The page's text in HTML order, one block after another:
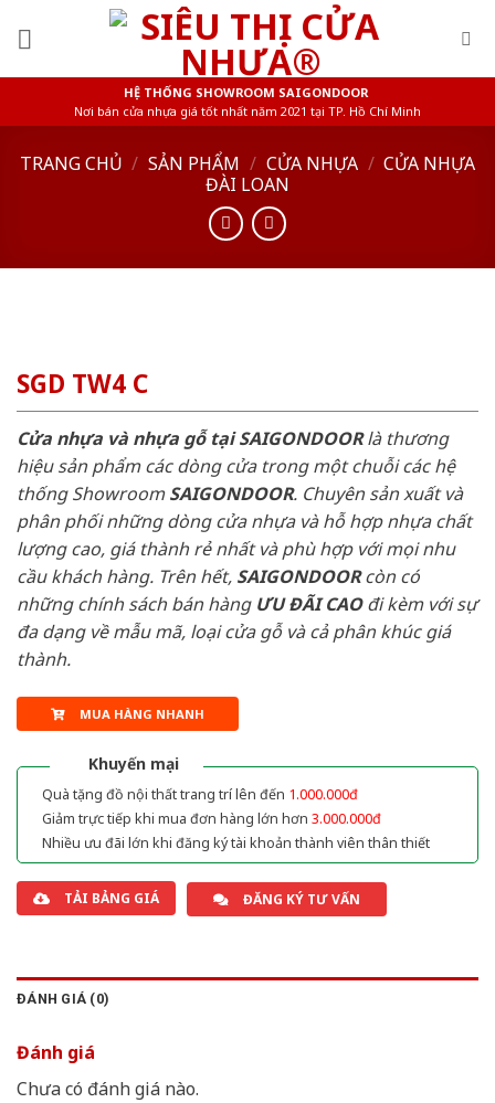
HỆ THỐNG SHOWROOM SAIGONDOOR
Nơi bán cửa nhựa giá tốt nhất năm 2021 tại TP. Hồ Chí Minh
TRANG CHỦ / SẢN PHẨM / CỬA NHỰA / CỬA NHỰA
ĐÀI LOAN
SGD TW4 C
Cửa nhựa và nhựa gỗ tại SAIGONDOORlà thương
hiệu sản phẩm các dòng cửa trong một chuỗi các hệ
thống ShowroomSAIGONDOOR. Chuyên sản xuất và
phân phối những dòng cửa nhựa và hỗ hợp nhựa chất
lượng cao, giá thành rẻ nhất và phù hợp với mọi nhu
cầu khách hàng. Trên hết, SAIGONDOORcòn có
những chính sách bán hàng ƯU ĐÃI CAOđi kèm với sự
đa dạng về mẫu mã, loại cửa gỗ và cả phân khúc giá
thành.
MUA HÀNG NHANH
Khuyến mại
Quà tặng đồ nội thất trang trí lên đến 1.000.000đ
Giảm trực tiếp khi mua đơn hàng lớn hơn 3.000.000đ
Nhiều ưu đãi lớn khi đăng ký tài khoản thành viên thân thiết
TẢI BẢNG GIÁ ĐĂNG KÝ TƯ VẤN
ĐÁNH GIÁ (0)
Đánh giá
Chưa có đánh giá nào.